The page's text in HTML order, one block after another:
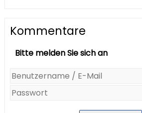
Kommentare
Bitte melden Sie sich an